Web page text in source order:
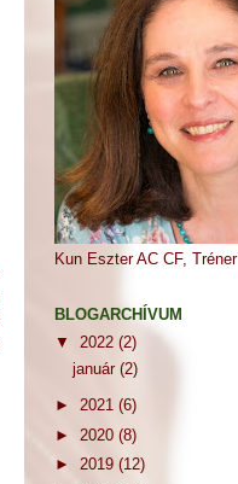
Kun Eszter AC CF, Tréner
BLOGARCHÍVUM
▼ 2022 (2)
január (2)
► 2021 (6)
► 2020 (8)
► 2019 (12)